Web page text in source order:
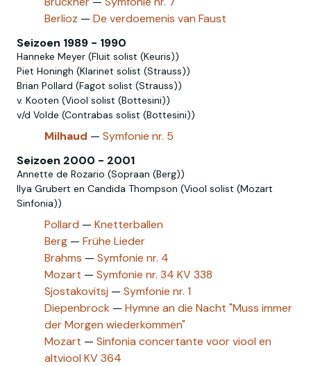
Berlioz — De verdoemenis van Faust
Seizoen 1989 - 1990
Hanneke Meyer (Fluit solist (Keuris))
Piet Honingh (Klarinet solist (Strauss))
Brian Pollard (Fagot solist (Strauss))
v. Kooten (Viool solist (Bottesini))
v/d Volde (Contrabas solist (Bottesini))
Milhaud — Symfonie nr. 5
Seizoen 2000 - 2001
Annette de Rozario (Sopraan (Berg))
Ilya Grubert en Candida Thompson (Viool solist (Mozart
Sinfonia))
Pollard — Knetterballen
Berg — Frühe Lieder
Brahms — Symfonie nr. 4
Mozart — Symfonie nr. 34 KV 338
Sjostakovitsj — Symfonie nr. 1
Diepenbrock — Hymne an die Nacht "Muss immer
der Morgen wiederkommen"
Mozart‎ — Sinfonia concertante voor viool en
altviool KV 364